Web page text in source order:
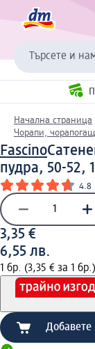
Търсете и
Начална страница
Чорапи,
Fascino
пудра, 50-52,
4.8
3,35 €
6,55 лв.
1 бр. (3,35 € за 1 бр.)
Добавете